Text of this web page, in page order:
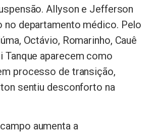
Allyson e Jefferson
no departamento médico. Pelo
Octávio, Romarinho, Cauê
Tanque aparecem como
processo de transição,
sentiu desconforto na
aumenta a